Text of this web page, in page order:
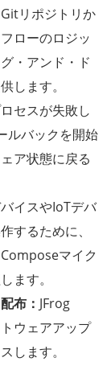
リポジトリか
ローのロジッ
・アンド・ド
します。
セスが失敗し
ルバックを開始
ア状態に戻る
イスやIoTデバ
するために、
マイク
ます。
布： JFrog
ウェアアップ
します。